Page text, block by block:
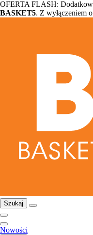
OFERTA FLASH:
BASKET5. Z wyłączeniem
Szukaj
Nowości